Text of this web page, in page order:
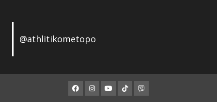
@athlitikometopo
Facebook
Instagram
Youtube
ΤΙΚ
Viber